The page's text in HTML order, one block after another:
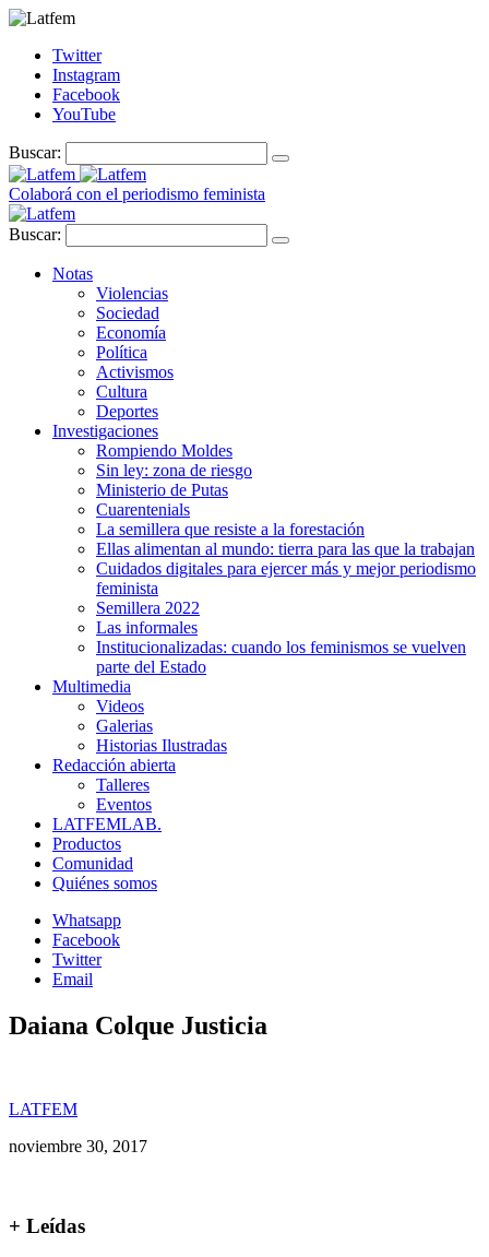
Twitter
Instagram
Facebook
YouTube
Buscar:
Colaborá con el periodismo feminista
Buscar:
Notas
Violencias
Sociedad
Economía
Política
Activismos
Cultura
Deportes
Investigaciones
Rompiendo Moldes
Sin ley: zona de riesgo
Ministerio de Putas
Cuarentenials
La semillera que resiste a la forestación
Ellas alimentan al mundo: tierra para las que la trabajan
Cuidados digitales para ejercer más y mejor periodismo
feminista
Semillera 2022
Las informales
Institucionalizadas: cuando los feminismos se vuelven
parte del Estado
Multimedia
Videos
Galerias
Historias Ilustradas
Redacción abierta
Talleres
Eventos
LATFEMLAB.
Productos
Comunidad
Quiénes somos
Whatsapp
Facebook
Twitter
Email
Daiana Colque Justicia
LATFEM
noviembre 30, 2017
+ Leídas